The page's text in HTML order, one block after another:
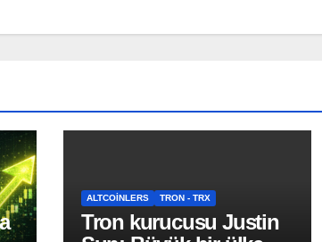
ALTCOINLERS TRON - TRX
Tron kurucusu Justin